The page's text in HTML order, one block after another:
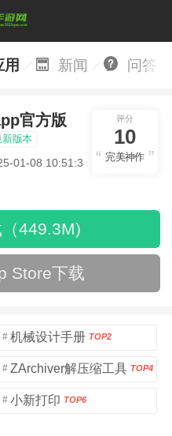
用 新闻 问答
官方版
版本
01-08 10:51:35
评分
10
完美神作
449.3M)
Store下载
# 机械设计手册 TOP2
# ZArchiver解压缩工具 TOP4
# 小新打印 TOP6